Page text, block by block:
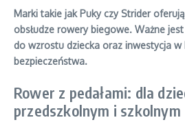
Marki takie jak Puky czy Strider
obsłudze rowery biegowe. Ważne
do wzrostu dziecka oraz inwestycja w
bezpieczeństwa.
Rower z pedałami: dla
przedszkolnym i szkolnym